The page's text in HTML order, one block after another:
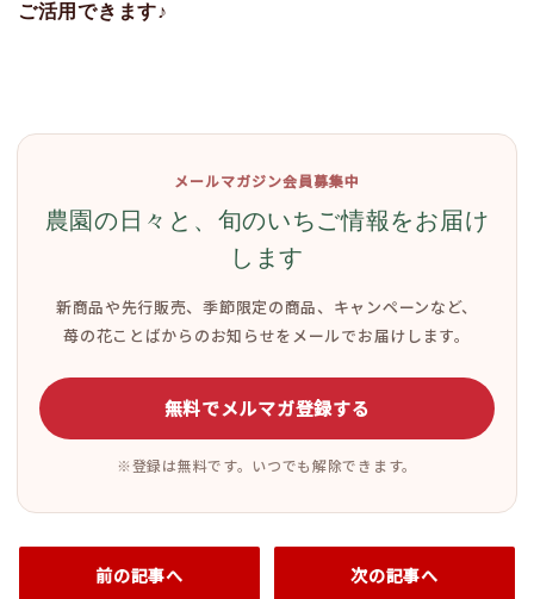
ご活用できます♪
メールマガジン会員募集中
農園の日々と、旬のいちご情報をお届け
します
新商品や先行販売、季節限定の商品、キャンペーンなど、
苺の花ことばからのお知らせをメールでお届けします。
無料でメルマガ登録する
※登録は無料です。いつでも解除できます。
前の記事へ 次の記事へ